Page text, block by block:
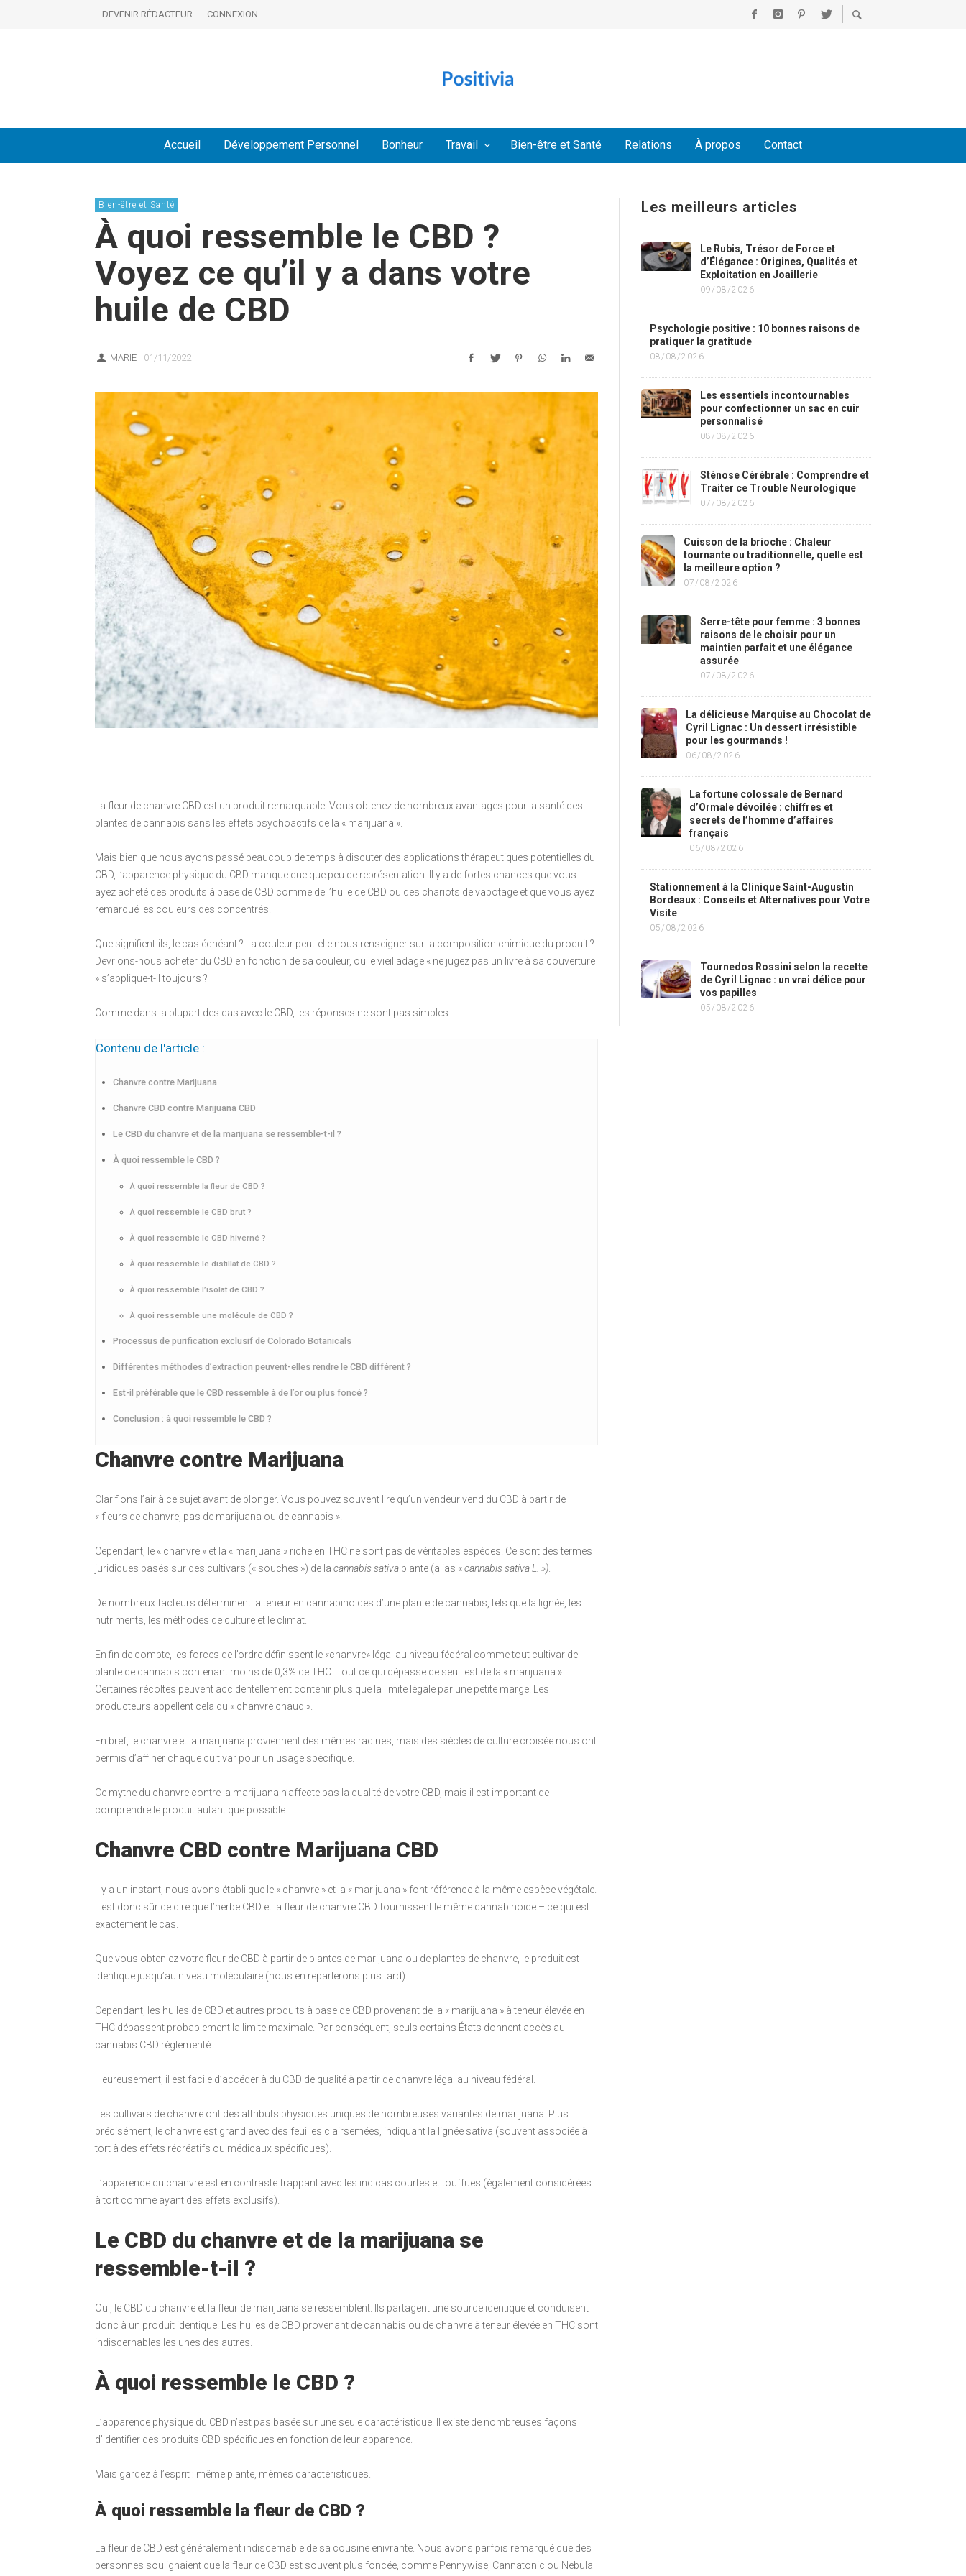
DEVENIR RÉDACTEUR CONNEXION
Accueil Développement Personnel Bonheur Travail Bien-être et Santé Relations À propos Contact
Bien-être et Santé
À quoi ressemble le CBD ?
Voyez ce qu’il y a dans votre
huile de CBD
MARIE 01/11/2022
La fleur de chanvre CBD est un produit remarquable. Vous obtenez de nombreux avantages pour la santé des
plantes de cannabis sans les effets psychoactifs de la « marijuana ».
Mais bien que nous ayons passé beaucoup de temps à discuter des applications thérapeutiques potentielles du
CBD, l’apparence physique du CBD manque quelque peu de représentation. Il y a de fortes chances que vous
ayez acheté des produits à base de CBD comme de l’huile de CBD ou des chariots de vapotage et que vous ayez
remarqué les couleurs des concentrés.
Que signifient-ils, le cas échéant ? La couleur peut-elle nous renseigner sur la composition chimique du produit ?
Devrions-nous acheter du CBD en fonction de sa couleur, ou le vieil adage « ne jugez pas un livre à sa couverture
» s’applique-t-il toujours ?
Comme dans la plupart des cas avec le CBD, les réponses ne sont pas simples.
Contenu de l'article :
Chanvre contre Marijuana
Chanvre CBD contre Marijuana CBD
Le CBD du chanvre et de la marijuana se ressemble-t-il ?
À quoi ressemble le CBD ?
À quoi ressemble la fleur de CBD ?
À quoi ressemble le CBD brut ?
À quoi ressemble le CBD hiverné ?
À quoi ressemble le distillat de CBD ?
À quoi ressemble l’isolat de CBD ?
À quoi ressemble une molécule de CBD ?
Processus de purification exclusif de Colorado Botanicals
Différentes méthodes d’extraction peuvent-elles rendre le CBD différent ?
Est-il préférable que le CBD ressemble à de l’or ou plus foncé ?
Conclusion : à quoi ressemble le CBD ?
Chanvre contre Marijuana
Clarifions l’air à ce sujet avant de plonger. Vous pouvez souvent lire qu’un vendeur vend du CBD à partir de
« fleurs de chanvre, pas de marijuana ou de cannabis ».
Cependant, le « chanvre » et la « marijuana » riche en THC ne sont pas de véritables espèces. Ce sont des termes
juridiques basés sur des cultivars (« souches ») de la cannabis sativa plante (alias «cannabis sativa L. »)
De nombreux facteurs déterminent la teneur en cannabinoïdes d’une plante de cannabis, tels que la lignée, les
nutriments, les méthodes de culture et le climat.
En fin de compte, les forces de l’ordre définissent le «chanvre» légal au niveau fédéral comme tout cultivar de
plante de cannabis contenant moins de 0,3% de THC. Tout ce qui dépasse ce seuil est de la « marijuana ».
Certaines récoltes peuvent accidentellement contenir plus que la limite légale par une petite marge. Les
producteurs appellent cela du « chanvre chaud ».
En bref, le chanvre et la marijuana proviennent des mêmes racines, mais des siècles de culture croisée nous ont
permis d’affiner chaque cultivar pour un usage spécifique.
Ce mythe du chanvre contre la marijuana n’affecte pas la qualité de votre CBD, mais il est important de
comprendre le produit autant que possible.
Chanvre CBD contre Marijuana CBD
Il y a un instant, nous avons établi que le « chanvre » et la « marijuana » font référence à la même espèce végétale.
Il est donc sûr de dire que l’herbe CBD et la fleur de chanvre CBD fournissent le même cannabinoïde – ce qui est
exactement le cas.
Que vous obteniez votre fleur de CBD à partir de plantes de marijuana ou de plantes de chanvre, le produit est
identique jusqu’au niveau moléculaire (nous en reparlerons plus tard).
Cependant, les huiles de CBD et autres produits à base de CBD provenant de la « marijuana » à teneur élevée en
THC dépassent probablement la limite maximale. Par conséquent, seuls certains États donnent accès au
cannabis CBD réglementé.
Heureusement, il est facile d’accéder à du CBD de qualité à partir de chanvre légal au niveau fédéral.
Les cultivars de chanvre ont des attributs physiques uniques de nombreuses variantes de marijuana. Plus
précisément, le chanvre est grand avec des feuilles clairsemées, indiquant la lignée sativa (souvent associée à
tort à des effets récréatifs ou médicaux spécifiques).
L’apparence du chanvre est en contraste frappant avec les indicas courtes et touffues (également considérées
à tort comme ayant des effets exclusifs).
Le CBD du chanvre et de la marijuana se
ressemble-t-il ?
Oui, le CBD du chanvre et la fleur de marijuana se ressemblent. Ils partagent une source identique et conduisent
donc à un produit identique. Les huiles de CBD provenant de cannabis ou de chanvre à teneur élevée en THC sont
indiscernables les unes des autres.
À quoi ressemble le CBD ?
L’apparence physique du CBD n’est pas basée sur une seule caractéristique. Il existe de nombreuses façons
d’identifier des produits CBD spécifiques en fonction de leur apparence.
Mais gardez à l’esprit : même plante, mêmes caractéristiques.
À quoi ressemble la fleur de CBD ?
La fleur de CBD est généralement indiscernable de sa cousine enivrante. Nous avons parfois remarqué que des
personnes soulignaient que la fleur de CBD est souvent plus foncée, comme Pennywise, Cannatonic ou Nebula
Les meilleurs articles
Le Rubis, Trésor de Force et
d’Élégance : Origines, Qualités et
Exploitation en Joaillerie
09/08/2026
Psychologie positive : 10 bonnes raisons de
pratiquer la gratitude
08/08/2026
Les essentiels incontournables
pour confectionner un sac en cuir
personnalisé
08/08/2026
Sténose Cérébrale : Comprendre et
Traiter ce Trouble Neurologique
07/08/2026
Cuisson de la brioche : Chaleur
tournante ou traditionnelle, quelle est
la meilleure option ?
07/08/2026
Serre-tête pour femme : 3 bonnes
raisons de le choisir pour un
maintien parfait et une élégance
assurée
07/08/2026
La délicieuse Marquise au Chocolat de
Cyril Lignac : Un dessert irrésistible
pour les gourmands !
06/08/2026
La fortune colossale de Bernard
d’Ormale dévoilée : chiffres et
secrets de l’homme d’affaires
français
06/08/2026
Stationnement à la Clinique Saint-Augustin
Bordeaux : Conseils et Alternatives pour Votre
Visite
05/08/2026
Tournedos Rossini selon la recette
de Cyril Lignac : un vrai délice pour
vos papilles
05/08/2026